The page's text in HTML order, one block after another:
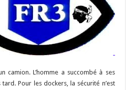
camion. L’homme a succombé à ses
Pour les dockers, la sécurité n’est